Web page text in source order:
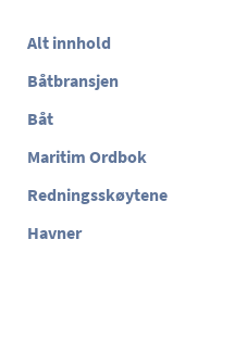
Alt innhold
Båtbransjen
Båt
Maritim Ordbok
Redningsskøytene
Havner